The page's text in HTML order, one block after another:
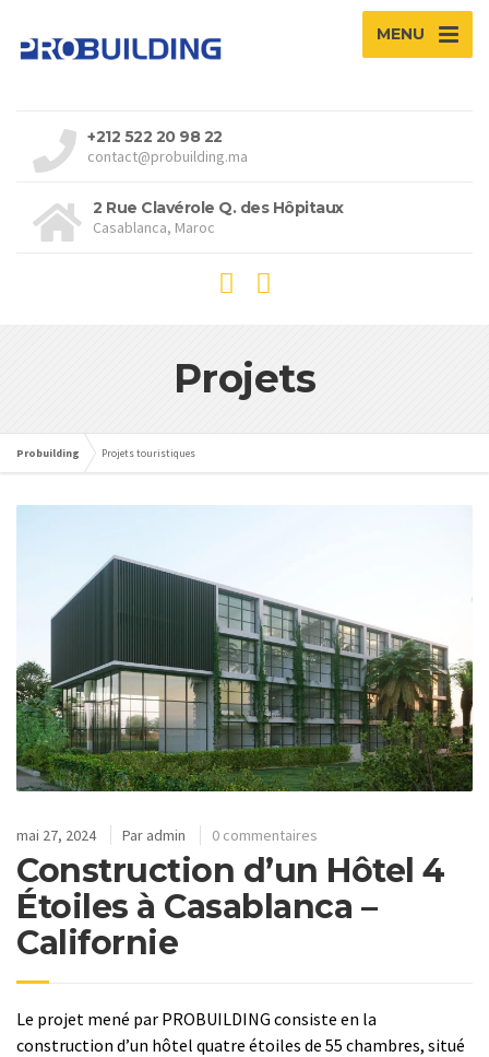
MENU
+212 522 20 98 22
contact@probuilding.ma
2 Rue Clavérole Q. des Hôpitaux
Casablanca, Maroc
Projets
Probuilding Projets touristiques
mai 27, 2024 Par admin 0 commentaires
Construction d’un Hôtel 4
Étoiles à Casablanca –
Californie
Le projet mené par PROBUILDING consiste en la
construction d’un hôtel quatre étoiles de 55 chambres, situé